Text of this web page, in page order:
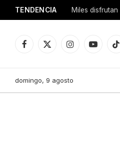
TENDENCIA Miles
Facebook
X
InstagramYouTube
domingo, 9 agosto